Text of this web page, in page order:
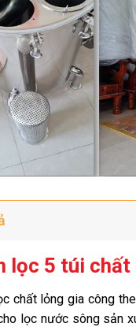
lọc 5 túi
chất lỏng gia công
lọc nước sông sản